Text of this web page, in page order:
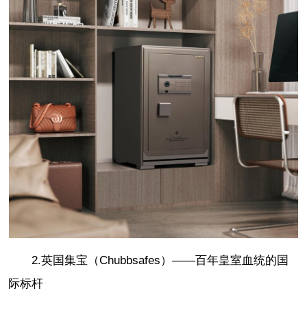
2.英国集宝（Chubbsafes）——百年皇室血统的国
际标杆